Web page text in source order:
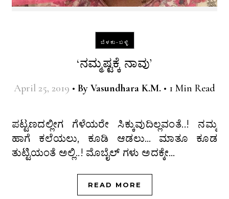
ಬೆಳಕು-ಬಳ್ಳಿ
‘ನಮ್ಮಷ್ಟಕ್ಕೆ ನಾವು’
April 25, 2019 • By Vasundhara K.M. • 1 Min Read
ಪಟ್ಟಣದಲ್ಲೀಗ ಗೆಳೆಯರೇ ಸಿಕ್ಕುವುದಿಲ್ಲವಂತೆ..! ನಮ್ಮ
ಹಾಗೆ ಕಲೆಯಲು, ಕೂಡಿ ಆಡಲು… ಮಾತೂ ಕೂಡ
ತುಟ್ಟಿಯಂತೆ ಅಲ್ಲಿ..! ಮೊಬೈಲ್ ಗಳು ಅದಕ್ಕೇ…
READ MORE